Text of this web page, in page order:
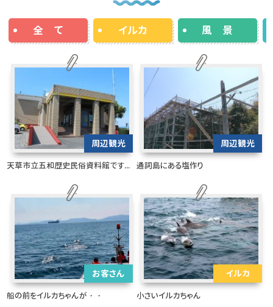
全 て イルカ 風 景
周辺観光
天草市立五和歴史民俗資料館です...
周辺観光
通詞島にある塩作り
お客さん
船の前をイルカちゃんが・・
イルカ
小さいイルカちゃん